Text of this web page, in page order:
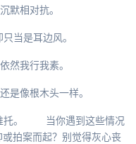
默相对抗。
当是耳边风。
然我行我素。
是像根木头一样。
推托。 当你遇到这些情况
拍案而起？别觉得灰心丧